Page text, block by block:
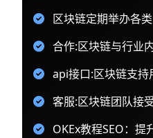
区块链定期举办各
合作:区块链与行业
api接口:区块链支持
客服:区块链团队接
OKEx教程SEO：提